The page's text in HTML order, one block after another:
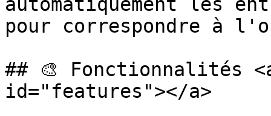
pour correspondre à
## 🎨 Fonctionnalités
id="features"></a>